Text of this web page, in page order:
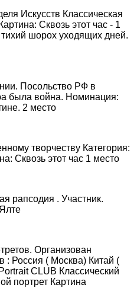
Искусств Классическая
Сквозь этот час - 1
шорох уходящих дней.
Посольство РФ в
была война. Номинация:
2 место
творчеству Категория:
Сквозь этот час 1 место
рапсодия . Участник.
Организован
Россия ( Москва) Китай (
CLUB Классический
портрет Картина